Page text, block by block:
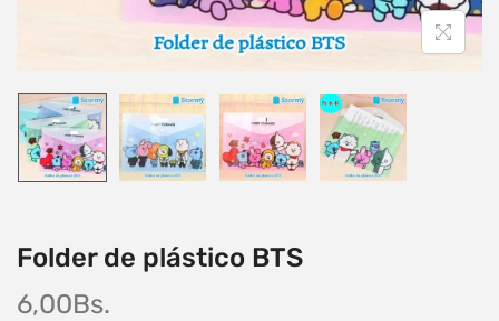
Folder de plástico BTS
6,00Bs.